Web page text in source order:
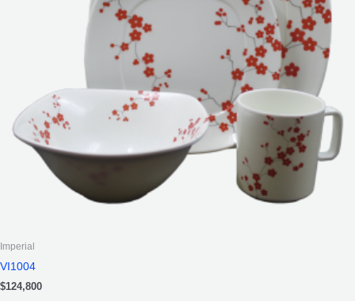
Imperial
VI1004
$124,800